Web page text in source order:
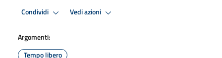
Condividi Vedi azioni
Argomenti:
Tempo libero